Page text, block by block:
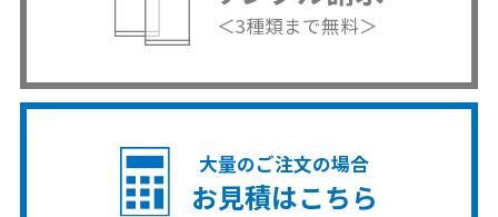
＜3種類まで無料＞
大量のご注文の場合
お見積はこちら